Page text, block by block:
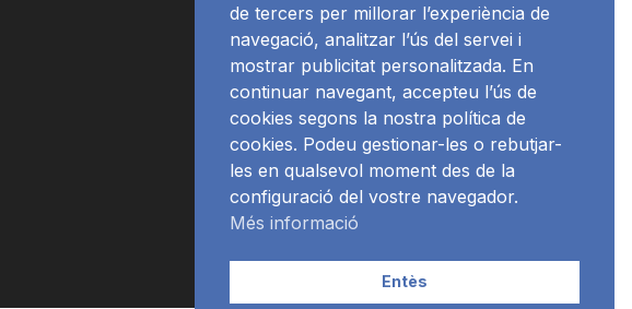
de tercers per millorar l’experiència de
navegació, analitzar l’ús del servei i
mostrar publicitat personalitzada. En
continuar navegant, accepteu l’ús de
cookies segons la nostra política de
cookies. Podeu gestionar-les o rebutjar-
les en qualsevol moment des de la
configuració del vostre navegador.
Més informació
Entès